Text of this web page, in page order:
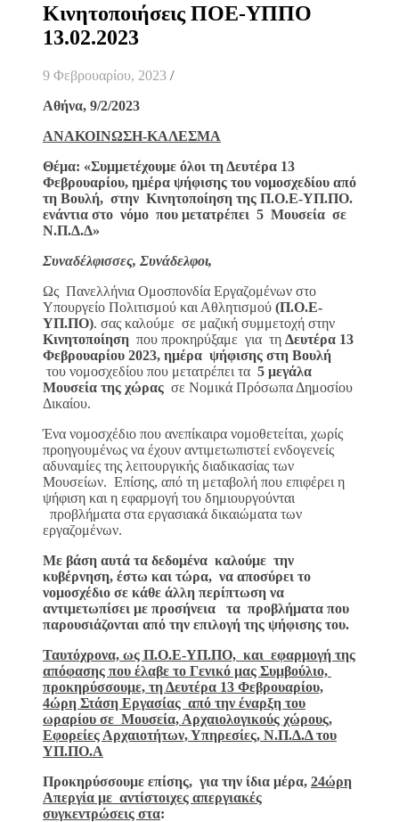
Κινητοποιήσεις ΠΟΕ-ΥΠΠΟ
13.02.2023
9 Φεβρουαρίου, 2023 /
Αθήνα, 9/2/2023
ΑΝΑΚΟΙΝΩΣΗ-ΚΑΛΕΣΜΑ
Θέμα: «Συμμετέχουμε όλοι τη Δευτέρα 13
Φεβρουαρίου, ημέρα ψήφισης του νομοσχεδίου από
τη Βουλή, στην Κινητοποίηση της Π.Ο.Ε-ΥΠ.ΠΟ.
ενάντια στο νόμο που μετατρέπει 5 Μουσεία σε
Ν.Π.Δ.Δ»
Συναδέλφισσες, Συνάδελφοι,
Ως Πανελλήνια Ομοσπονδία Εργαζομένων στο
Υπουργείο Πολιτισμού και Αθλητισμού (Π.Ο.Ε-
ΥΠ.ΠΟ). σας καλούμε σε μαζική συμμετοχή στην
Κινητοποίηση που προκηρύξαμε για τη Δευτέρα 13
Φεβρουαρίου 2023, ημέρα ψήφισης στη Βουλή
του νομοσχεδίου που μετατρέπει τα 5 μεγάλα
Μουσεία της χώρας σε Νομικά Πρόσωπα Δημοσίου
Δικαίου.
Ένα νομοσχέδιο που ανεπίκαιρα νομοθετείται, χωρίς
προηγουμένως να έχουν αντιμετωπιστεί ενδογενείς
αδυναμίες της λειτουργικής διαδικασίας των
Μουσείων. Επίσης, από τη μεταβολή που επιφέρει η
ψήφιση και η εφαρμογή του δημιουργούνται
προβλήματα στα εργασιακά δικαιώματα των
εργαζομένων.
Με βάση αυτά τα δεδομένα καλούμε την
κυβέρνηση, έστω και τώρα, να αποσύρει το
νομοσχέδιο σε κάθε άλλη περίπτωση να
αντιμετωπίσει με προσήνεια τα προβλήματα που
παρουσιάζονται από την επιλογή της ψήφισης του.
Ταυτόχρονα, ως Π.Ο.Ε-ΥΠ.ΠΟ, και εφαρμογή της
απόφασης που έλαβε το Γενικό μας Συμβούλιο,
προκηρύσσουμε, τη Δευτέρα 13 Φεβρουαρίου,
4ώρη Στάση Εργασίας από την έναρξη του
ωραρίου σε Μουσεία, Αρχαιολογικούς χώρους,
Εφορείες Αρχαιοτήτων, Υπηρεσίες, Ν.Π.Δ.Δ του
ΥΠ.ΠΟ.Α
Προκηρύσσουμε επίσης, για την ίδια μέρα, 24ώρη
Απεργία με αντίστοιχες απεργιακές
συγκεντρώσεις στα: